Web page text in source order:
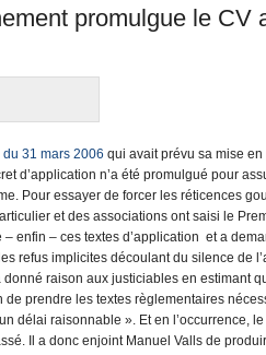
promulgue le CV
du 31 mars 2006 qui avait prévu sa mise
d’application n’a été promulgué pour
Pour essayer de forcer les réticences
et des associations ont saisi le
– enfin – ces textes d’application et a
refus implicites découlant du silence de
donné raison aux justiciables en estimant
de prendre les textes règlementaires
délai raisonnable ». Et en l’occurrence,
Il a donc enjoint Manuel Valls de